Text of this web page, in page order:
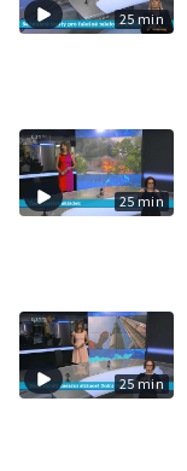
25 min
25 min
25 min